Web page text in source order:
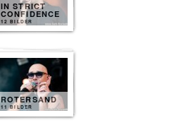
IN STRICT
CONFIDENCE
12 BILDER
ROTERSAND
11 BILDER